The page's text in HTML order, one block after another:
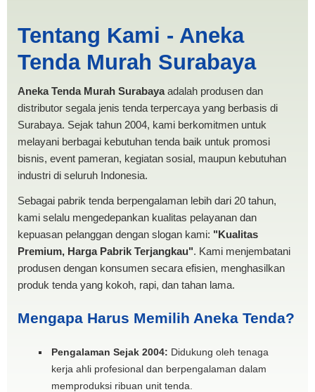
Payakumbuh | PRODUKSI
ANEKA TENDA MURAH
Tentang Kami - Aneka
Tenda Murah Surabaya
Aneka Tenda Murah Surabayaadalah produsen dan
distributor segala jenis tenda terpercaya yang berbasis di
Surabaya. Sejak tahun 2004, kami berkomitmen untuk
melayani berbagai kebutuhan tenda baik untuk promosi
bisnis, event pameran, kegiatan sosial, maupun kebutuhan
industri di seluruh Indonesia.
Sebagai pabrik tenda berpengalaman lebih dari 20 tahun,
kami selalu mengedepankan kualitas pelayanan dan
kepuasan pelanggan dengan slogan kami: "Kualitas
Premium, Harga Pabrik Terjangkau". Kami menjembatani
produsen dengan konsumen secara efisien, menghasilkan
produk tenda yang kokoh, rapi, dan tahan lama.
Mengapa Harus Memilih Aneka Tenda?
Pengalaman Sejak 2004: Didukung oleh tenaga
kerja ahli profesional dan berpengalaman dalam
memproduksi ribuan unit tenda.